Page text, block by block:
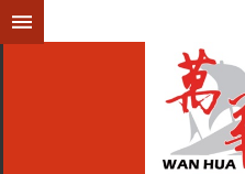
跳到主要內容區塊